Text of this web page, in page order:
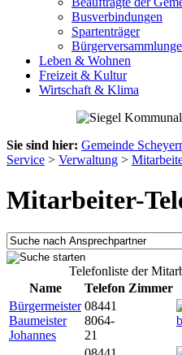
Busverbindungen
Spartenträger
Leben & Wohnen
Freizeit & Kultur
Wirtschaft & Klima
Sie sind hier: Gemeinde
Service > Verwaltung >
Mitarbeiter-
Telefonliste der
Name
Telefon Zimmer
Bürgermeister
Baumeister
Johannes
08441
8064-
21